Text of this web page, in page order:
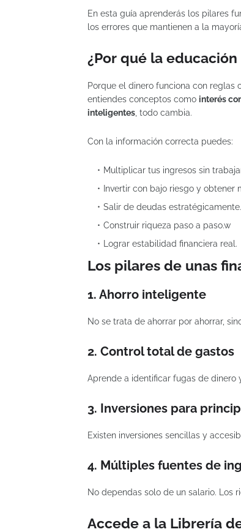
En esta guía aprenderás los pilares
los errores que mantienen a la
¿Por qué la
Porque el dinero funciona con reglas
entiendes conceptos como interés
inteligentes , todo cambia.
Con la información correcta puedes:
Multiplicar tus ingresos sin
Invertir con bajo riesgo y obtener
Salir de deudas estratégicamente.
Construir riqueza paso a paso.w
Lograr estabilidad financiera real.
Los pilares de unas
1. Ahorro inteligente
No se trata de ahorrar por ahorrar,
2. Control total de gastos
Aprende a identificar fugas de dinero
3. Inversiones para
Existen inversiones sencillas y
4. Múltiples fuentes de
No dependas solo de un salario. Los
Accede a la Librería